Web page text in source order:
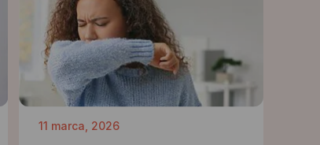
11 marca, 2026